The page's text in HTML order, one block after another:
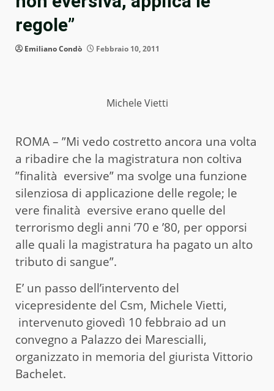
regole”
Emiliano Condò Febbraio 10, 2011
Michele Vietti
ROMA – ”Mi vedo costretto ancora una volta
a ribadire che la magistratura non coltiva
”finalità eversive” ma svolge una funzione
silenziosa di applicazione delle regole; le
vere finalità eversive erano quelle del
terrorismo degli anni ’70 e ’80, per opporsi
alle quali la magistratura ha pagato un alto
tributo di sangue”.
E’ un passo dell’intervento del
vicepresidente del Csm, Michele Vietti,
intervenuto giovedì 10 febbraio ad un
convegno a Palazzo dei Marescialli,
organizzato in memoria del giurista Vittorio
Bachelet.